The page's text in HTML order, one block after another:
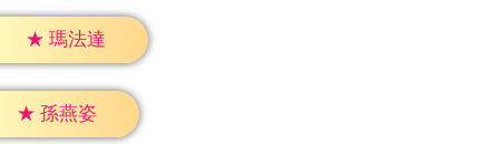
★ 瑪法達
★ 孫燕姿